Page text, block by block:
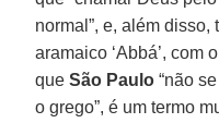
normal”, e, além
aramaico ‘Abbá’, com
queSão Paulo“não
o grego”, é um termo